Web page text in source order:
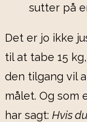
sutter på
Det er jo ikke
til at tabe 15
den tilgang vil
målet. Og som
har sagt: Hvis